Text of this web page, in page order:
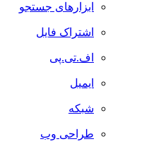
ابزارهای جستجو
اشتراک فایل
اف.تی.پی
ایمیل
شبکه
طراحی وب